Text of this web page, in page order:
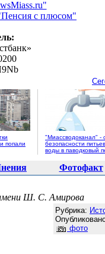
попали
"Миассводоканал" -
безопасности
воды в паводковый
Фотофакт
Ш. С. Амирова
Рубрика:
фото